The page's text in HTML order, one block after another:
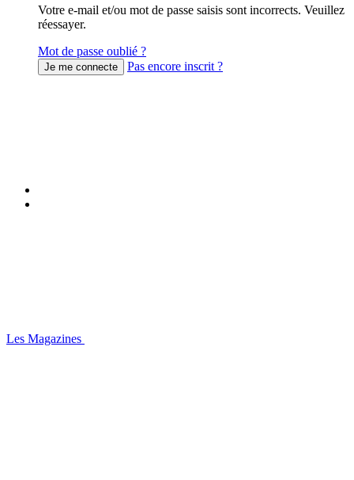
Votre e-mail et/ou mot de passe saisis sont incorrects. Veuillez
réessayer.
Mot de passe oublié ?
Pas encore inscrit ?
Les Magazines